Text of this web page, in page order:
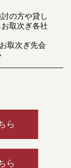
の方や貸し
取次ぎ各社
取次ぎ先会
ら
ら